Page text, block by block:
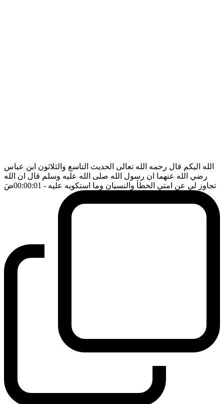
الله اليكم قال رحمه الله تعالى الحديث التاسع والثلاثون ابن عباس
رضي الله عنهما ان رسول الله صلى الله عليه وسلم قال ان الله
تجاوز لي عن امتي الخطأ والنسيان وما استكويه عليه - 00:00:01 ضَ